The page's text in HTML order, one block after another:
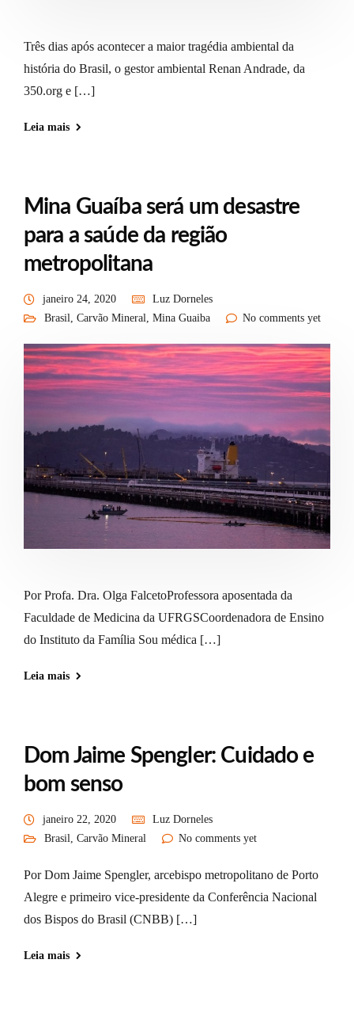
Três dias após acontecer a maior tragédia ambiental da
história do Brasil, o gestor ambiental Renan Andrade, da
350.org e […]
Leia mais
Mina Guaíba será um desastre
para a saúde da região
metropolitana
janeiro 24, 2020
Luz Dorneles
Brasil
Carvão Mineral Mina Guaiba No comments yet
Por Profa. Dra. Olga FalcetoProfessora aposentada da
Faculdade de Medicina da UFRGSCoordenadora de Ensino
do Instituto da Família Sou médica […]
Leia mais
Dom Jaime Spengler: Cuidado e
bom senso
janeiro 22, 2020
Luz Dorneles
Brasil Carvão Mineral No comments yet
Por Dom Jaime Spengler, arcebispo metropolitano de Porto
Alegre e primeiro vice-presidente da Conferência Nacional
dos Bispos do Brasil (CNBB) […]
Leia mais